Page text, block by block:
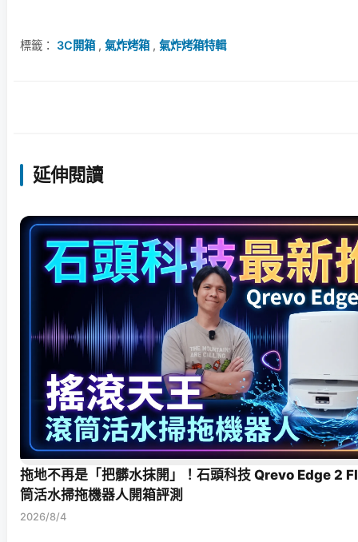
標籤： 3C開箱, 氣炸烤箱, 氣炸烤箱特輯
延伸閱讀
拖地不再是「把髒水抹開」！石頭科技 Qrevo Edge 2
筒活水掃拖機器人開箱評測
2026/8/4